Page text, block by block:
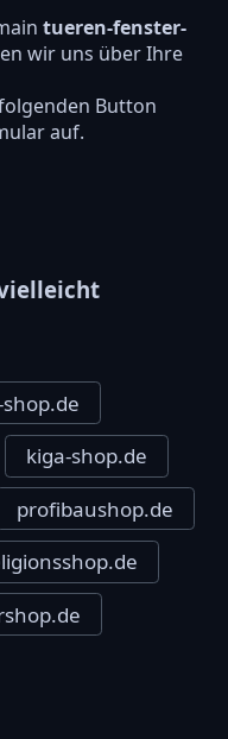
tueren-fenster-
wir uns über Ihre
Button
auf.
kiga-shop.de
profibaushop.de